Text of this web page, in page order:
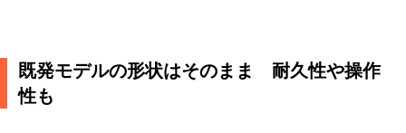
既発モデルの形状はそのまま 耐久性や操作
性も